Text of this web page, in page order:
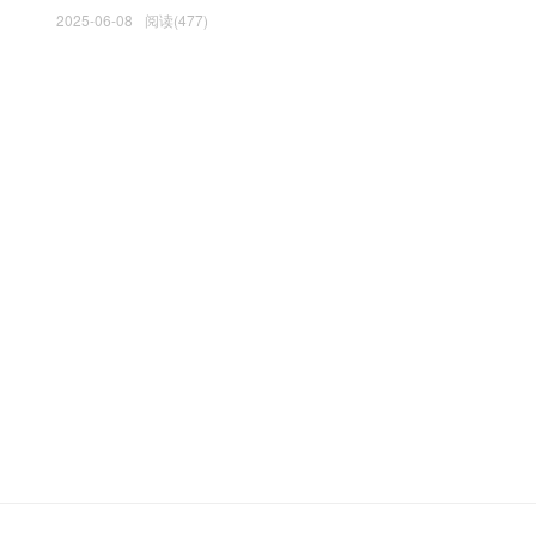
2025-06-08 阅读(477)